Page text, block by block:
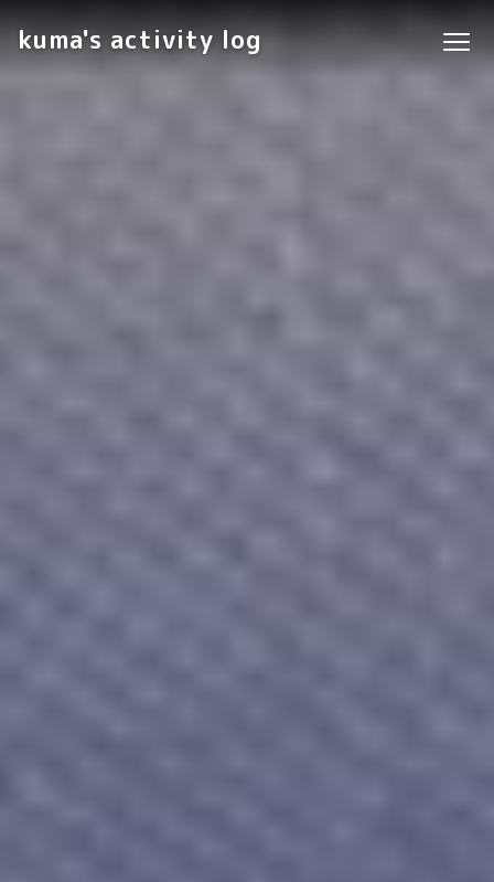
kuma's activity log